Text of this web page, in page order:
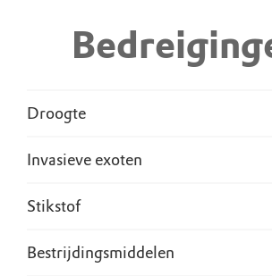
Droogte
Invasieve exoten
Stikstof
Bestrijdingsmiddelen